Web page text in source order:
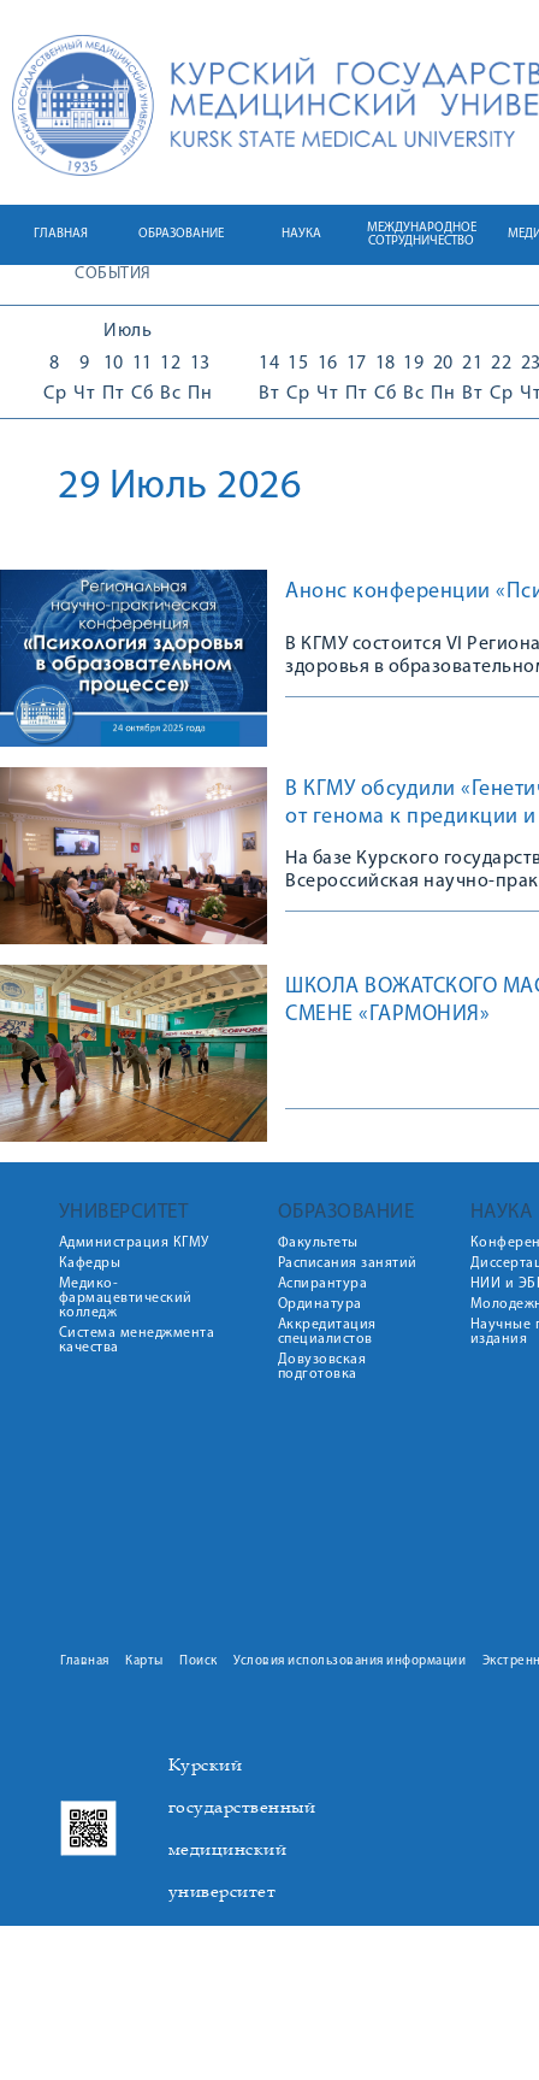
ГЛАВНАЯ ОБРАЗОВАНИЕ НАУКА
МЕЖДУНАРОДНОЕ
СОТРУДНИЧЕСТВО
СОБЫТИЯ
Июль
8
Ср
9
Чт
10
Пт
11
Сб
12
Вс
13
Пн
14
Вт
15
Ср
16
Чт
17
Пт
18
Сб
19
Вс
20
Пн
21
Вт
22
Ср
29 Июль 2026
Анонс конференции
В КГМУ состоится VI
здоровья в
В КГМУ обсудили
от генома к предикции
На базе Курского
Всероссийская научно-
ШКОЛА ВОЖАТСКОГО
СМЕНЕ «ГАРМОНИЯ»
УНИВЕРСИТЕТ
Администрация КГМУ
Кафедры
Медико-
фармацевтический
колледж
Система менеджмента
качества
ОБРАЗОВАНИЕ
Факультеты
Расписания занятий
Аспирантура
Ординатура
Аккредитация
специалистов
Довузовская
подготовка
НАУКА
НИИ и
Научные
издания
Главная Карты Поиск Условия использования информации
Курский
государственный
медицинский
университет